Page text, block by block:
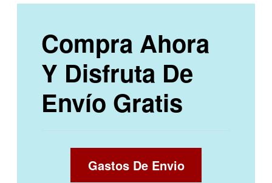
Compra Ahora
Y Disfruta De
Envío Gratis
Gastos De Envio